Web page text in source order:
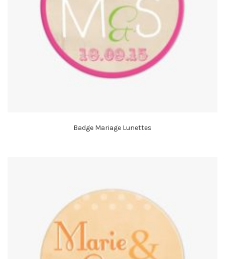
Badge Mariage Lunettes